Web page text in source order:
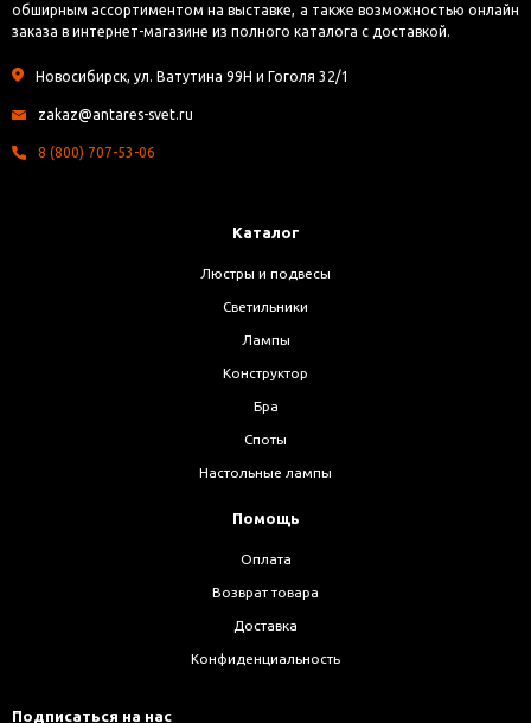
обширным ассортиментом на выставке, а также возможностью онлайн
заказа в интернет-магазине из полного каталога с доставкой.
Новосибирск, ул. Ватутина 99Н и Гоголя 32/1
zakaz@antares-svet.ru
8 (800) 707-53-06
Каталог
Люстры и подвесы
Светильники
Лампы
Конструктор
Бра
Споты
Настольные лампы
Помощь
Оплата
Возврат товара
Доставка
Конфиденциальность
Подписаться на нас